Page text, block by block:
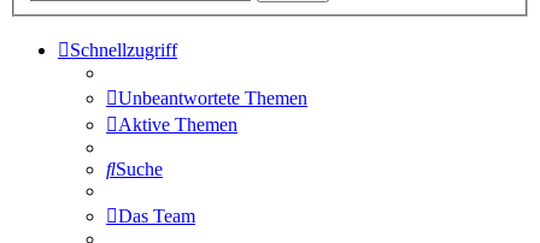
Schnellzugriff
Unbeantwortete Themen
Aktive Themen
Suche
Das Team